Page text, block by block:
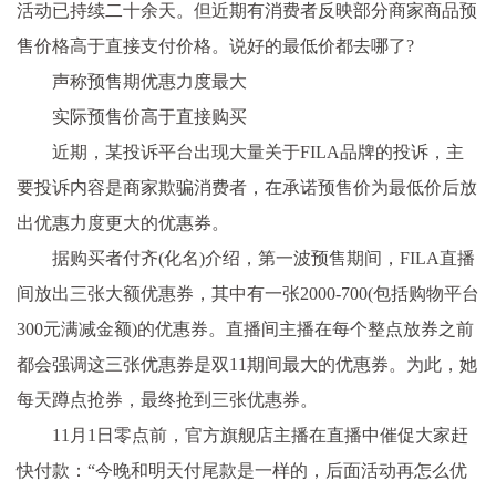
活动已持续二十余天。但近期有消费者反映部分商家商品预
售价格高于直接支付价格。说好的最低价都去哪了?
声称预售期优惠力度最大
实际预售价高于直接购买
近期，某投诉平台出现大量关于FILA品牌的投诉，主
要投诉内容是商家欺骗消费者，在承诺预售价为最低价后放
出优惠力度更大的优惠券。
据购买者付齐(化名)介绍，第一波预售期间，FILA直播
间放出三张大额优惠券，其中有一张2000-700(包括购物平台
300元满减金额)的优惠券。直播间主播在每个整点放券之前
都会强调这三张优惠券是双11期间最大的优惠券。为此，她
每天蹲点抢券，最终抢到三张优惠券。
11月1日零点前，官方旗舰店主播在直播中催促大家赶
快付款：“今晚和明天付尾款是一样的，后面活动再怎么优